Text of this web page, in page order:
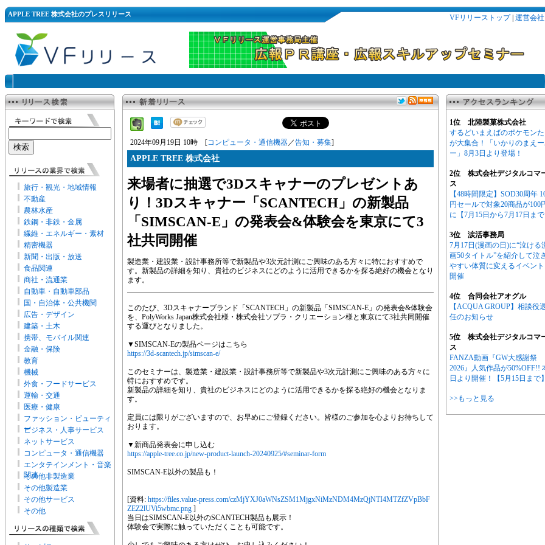
APPLE TREE 株式会社のプレスリリース VFリリーストップ| 運営会社
旅行・観光・地域情報
不動産
農林水産
鉄鋼・非鉄・金属
繊維・エネルギー・素材
精密機器
新聞・出版・放送
食品関連
商社・流通業
自動車・自動車部品
国・自治体・公共機関
広告・デザイン
建築・土木
携帯、モバイル関連
金融・保険
教育
機械
外食・フードサービス
運輸・交通
医療・健康
ファッション・ビューティ
ー
ビジネス・人事サービス
ネットサービス
コンピュータ・通信機器
エンタテインメント・音楽
関連
その他非製造業
その他製造業
その他サービス
その他
2024年09月19日 10時 [コンピュータ・通信機器／告知・募集]
APPLE TREE 株式会社
来場者に抽選で3Dスキャナーのプレゼントあ
り！3Dスキャナー「SCANTECH」の新製品
「SIMSCAN-E」の発表会&体験会を東京にて3
社共同開催
製造業・建設業・設計事務所等で新製品や3次元計測にご興味のある方々に特におすすめで
す。新製品の詳細を知り、貴社のビジネスにどのように活用できるかを探る絶好の機会となり
ます。
このたび、3Dスキャナーブランド「SCANTECH」の新製品「SIMSCAN-E」の発表会&体験会
を、PolyWorks Japan株式会社様・株式会社ソプラ・クリエーション様と東京にて3社共同開催
する運びとなりました。
▼SIMSCAN-Eの製品ページはこちら
https://3d-scantech.jp/simscan-e/
このセミナーは、製造業・建設業・設計事務所等で新製品や3次元計測にご興味のある方々に
特におすすめです。
新製品の詳細を知り、貴社のビジネスにどのように活用できるかを探る絶好の機会となりま
す。
定員には限りがございますので、お早めにご登録ください。皆様のご参加を心よりお待ちして
おります。
▼新商品発表会に申し込む
https://apple-tree.co.jp/new-product-launch-20240925/#seminar-form
SIMSCAN-E以外の製品も！
[資料: https://files.value-press.com/czMjYXJ0aWNsZSM1MjgxNiMzNDM4MzQjNTI4MTZfZVpBbF
ZEZ2lUVi5wbmc.png ]
当日はSIMSCAN-E以外のSCANTECH製品も展示！
体験会で実際に触っていただくことも可能です。
1位 北陸製菓株式会社
するどいまえばのポケモン
が大集合！「いかりのまえ
ー」8月3日より登場！
2位 株式会社デジタルコマ
ス
【48時間限定】SOD30周年
円セールで対象20商品が100
に【7月15日から7月17日まで
3位 涙活事務局
7月17日(漫画の日)に“泣ける
画50タイトル”を紹介して泣
やすい体質に変えるイベン
開催
4位 合同会社アオグル
【ACQUA GROUP】相談役
任のお知らせ
5位 株式会社デジタルコマ
ス
FANZA動画『GW大感謝祭
2026』人気作品が50%OFF!!
日より開催！【5月15日まで】
>>もっと見る